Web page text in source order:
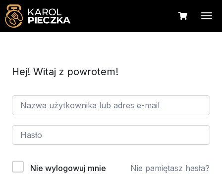
Hej! Witaj z powrotem!
Nie wylogowuj mnie Nie pamiętasz hasła?